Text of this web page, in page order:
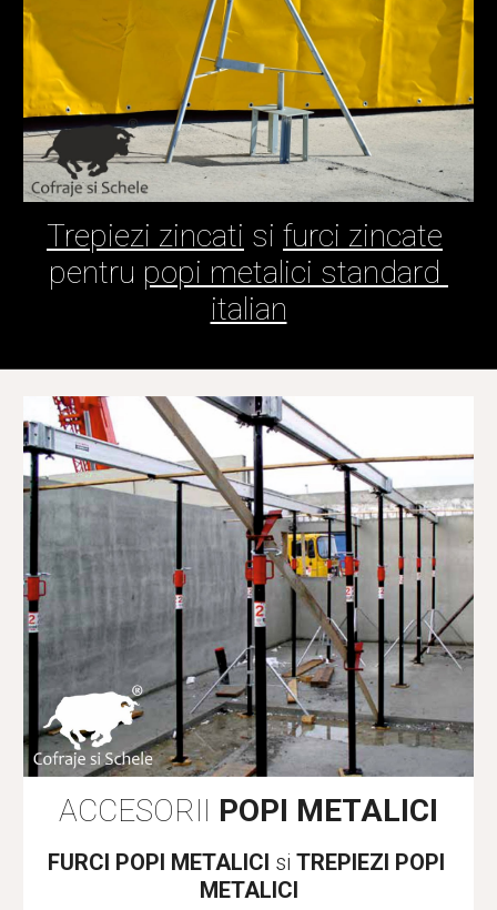
Trepiezi zincati si furci zincate
pentru popi metalici standard
italian
ACCESORII POPI METALICI
FURCI POPI METALICI si TREPIEZI POPI
METALICI